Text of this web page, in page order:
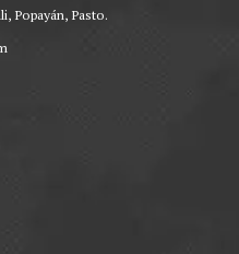
Popayán, Pasto.